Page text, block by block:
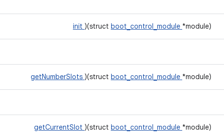
init )(struct boot_control_module *module)
getNumberSlots )(struct boot_control_module *module)
getCurrentSlot )(struct boot_control_module *module)